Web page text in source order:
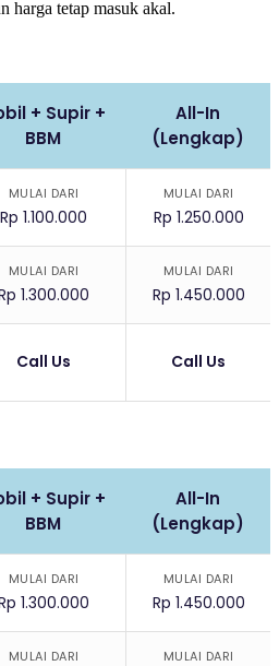
harga tetap masuk akal.
+ Supir +
BBM
All-In
(Lengkap)
MULAI DARI
Rp 1.100.000
MULAI DARI
Rp 1.250.000
MULAI DARI
1.300.000
MULAI DARI
Rp 1.450.000
Call Us Call Us
+ Supir +
BBM
All-In
(Lengkap)
MULAI DARI
1.300.000
MULAI DARI
Rp 1.450.000
MULAI DARI MULAI DARI